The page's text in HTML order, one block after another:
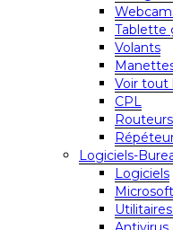
Tablette
Volants
Voir tout
CPL
Routeurs
Logiciels-
Logiciels